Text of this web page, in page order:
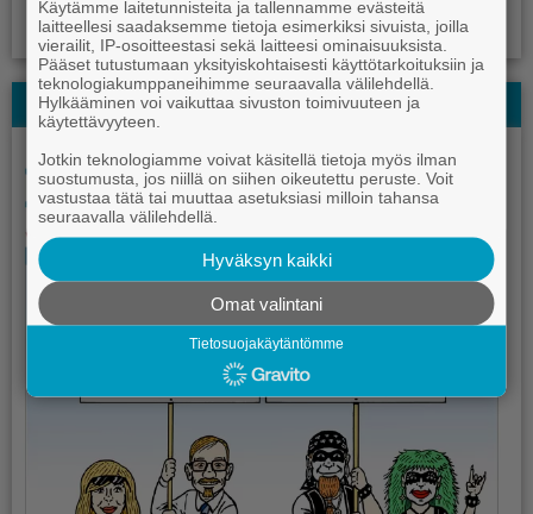
Kauhajoki-lehden Kesälehti
Käytämme laitetunnisteita ja tallennamme evästeitä
laitteellesi saadaksemme tietoja esimerkiksi sivuista, joilla
vierailit, IP-osoitteestasi sekä laitteesi ominaisuuksista.
Pääset tutustumaan yksityiskohtaisesti käyttötarkoituksiin ja
teknologiakumppaneihimme seuraavalla välilehdellä.
Hylkääminen voi vaikuttaa sivuston toimivuuteen ja
käytettävyyteen.
Jotkin teknologiamme voivat käsitellä tietoja myös ilman
suostumusta, jos niillä on siihen oikeutettu peruste. Voit
vastustaa tätä tai muuttaa asetuksiasi milloin tahansa
seuraavalla välilehdellä.
Hyväksyn kaikki
Omat valintani
Tietosuojakäytäntömme